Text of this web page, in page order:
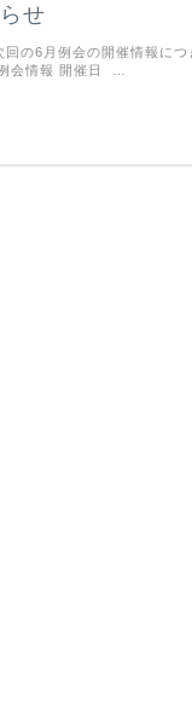
せ
回の6月例会の開催情報に
会情報 開催日 …